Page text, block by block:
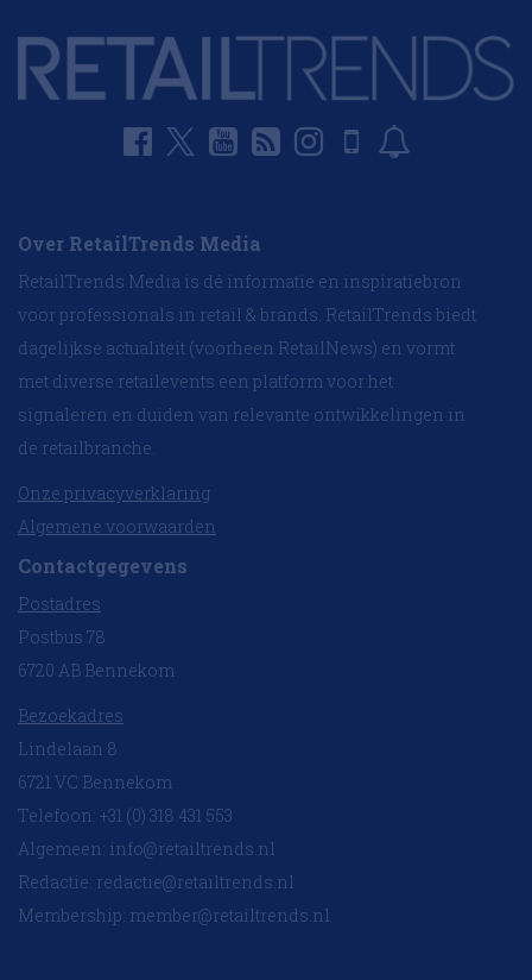
Over RetailTrends Media
RetailTrends Media is dé informatie en inspiratiebron
voor professionals in retail & brands. RetailTrends biedt
dagelijkse actualiteit (voorheen RetailNews) en vormt
met diverse retailevents een platform voor het
signaleren en duiden van relevante ontwikkelingen in
de retailbranche.
Onze privacyverklaring
Algemene voorwaarden
Contactgegevens
Postadres
Postbus 78
6720 AB Bennekom
Bezoekadres
Lindelaan 8
6721 VC Bennekom
Telefoon: +31 (0) 318 431 553
Algemeen: info@retailtrends.nl
Redactie: redactie@retailtrends.nl
Membership: member@retailtrends.nl